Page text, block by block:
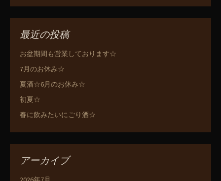
最近の投稿
お盆期間も営業しております☆
7月のお休み☆
夏酒☆6月のお休み☆
初夏☆
春に飲みたいにごり酒☆
アーカイブ